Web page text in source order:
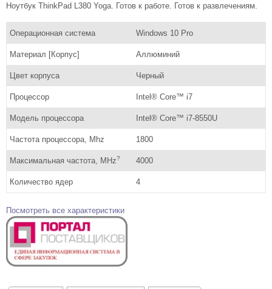
Ноутбук ThinkPad L380 Yoga. Готов к работе. Готов к развлечениям.
Операционная система Windows 10 Pro
Материал [Корпус] Аллюминий
Цвет корпуса Черный
Процессор Intel® Core™ i7
Модель процессора Intel® Core™ i7-8550U
Частота процессора, Mhz 1800
Максимальная частота, MHz? 4000
Количество ядер 4
Посмотреть все характеристики